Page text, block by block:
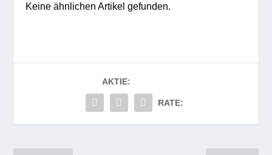
Keine ähnlichen Artikel gefunden.
AKTIE:
RATE: